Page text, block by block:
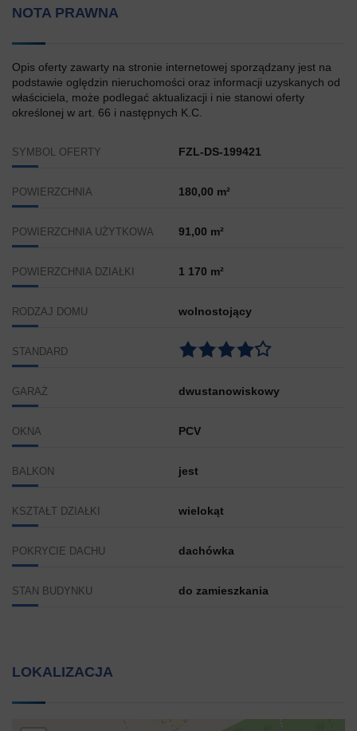
NOTA PRAWNA
Opis oferty zawarty na stronie internetowej sporządzany jest na
podstawie oględzin nieruchomości oraz informacji uzyskanych od
właściciela, może podlegać aktualizacji i nie stanowi oferty
określonej w art. 66 i następnych K.C.
SYMBOL OFERTY FZL-DS-199421
POWIERZCHNIA 180,00 m²
POWIERZCHNIA UŻYTKOWA 91,00 m²
POWIERZCHNIA DZIAŁKI 1 170 m²
RODZAJ DOMU wolnostojący
STANDARD
GARAŻ dwustanowiskowy
OKNA PCV
BALKON jest
KSZTAŁT DZIAŁKI wielokąt
POKRYCIE DACHU dachówka
STAN BUDYNKU do zamieszkania
LOKALIZACJA